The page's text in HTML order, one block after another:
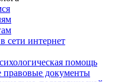
сети интернет
помощь
документы